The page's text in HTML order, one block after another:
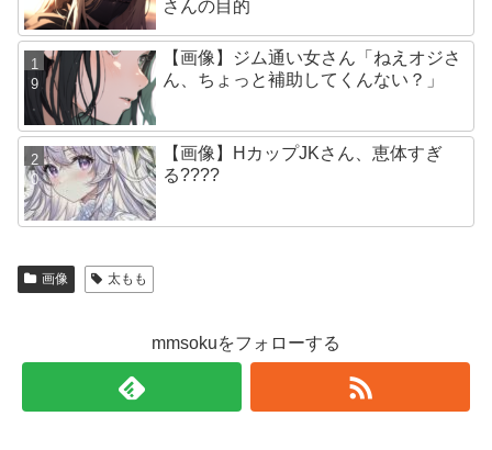
さんの目的
【画像】ジム通い女さん「ねえオジさ
ん、ちょっと補助してくんない？」
【画像】HカップJKさん、恵体すぎ
る????
画像 太もも
mmsokuをフォローする